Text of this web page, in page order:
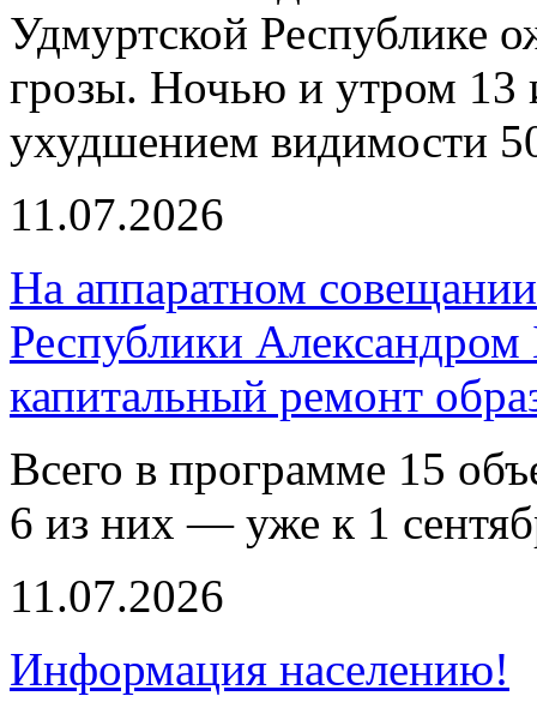
Удмуртской Республике
грозы. Ночью и утром 13
ухудшением видимости
11.07.2026
На аппаратном
Республики
капитальный ремонт
Всего в программе 15
6 из них — уже к 1
11.07.2026
Информация населению!